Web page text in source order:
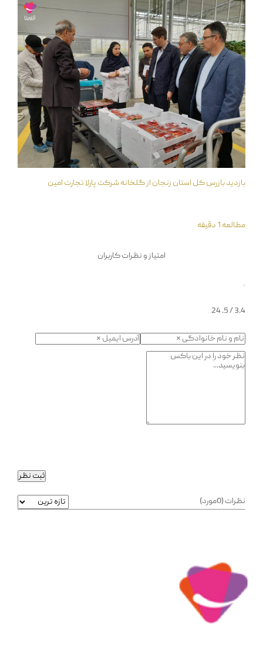
بازدید بازرس کل استان زنجان از گلخانه شرکت پارلا تجارت امین
مطالعه 1 دقیقه
امتیاز و نظرات کاربران
3.4
/ 5.
24
ثبت نظر
نظرات (0مورد)